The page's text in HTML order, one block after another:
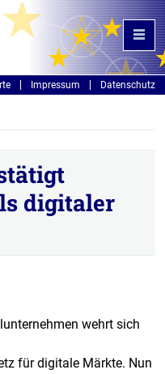
Impressum Datenschutz
digitaler
wehrt sich
für digitale Märkte. Nun